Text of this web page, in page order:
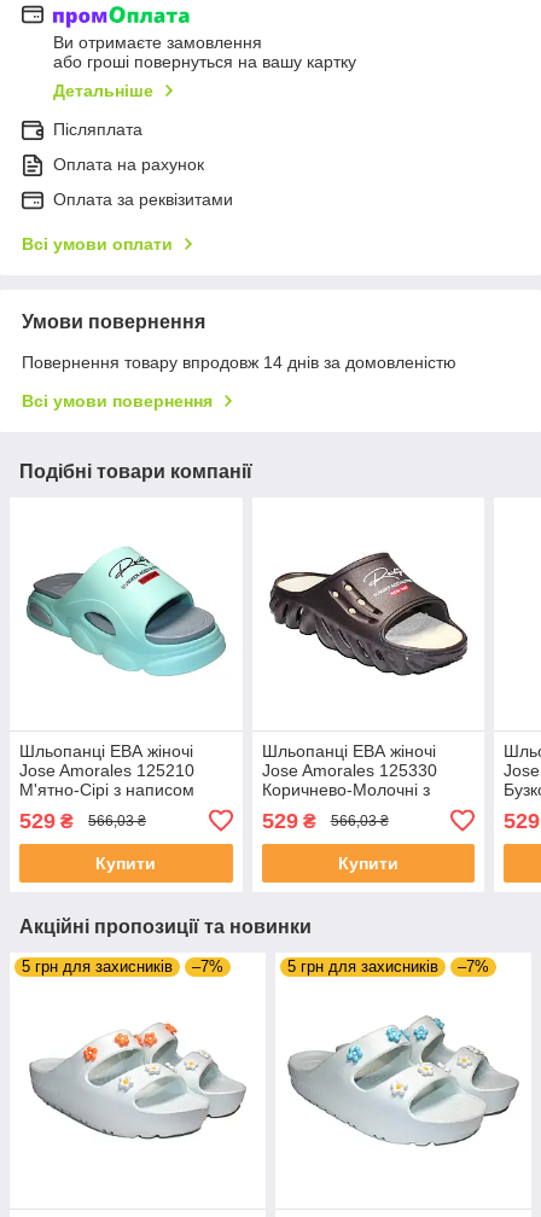
Ви отримаєте замовлення
або гроші повернуться на вашу картку
Детальніше
Післяплата
Оплата на рахунок
Оплата за реквізитами
Всі умови оплати
Умови повернення
Повернення товару впродовж 14 днів за домовленістю
Всі умови повернення
Подібні товари компанії
Шльопанці ЕВА жіночі
Jose Amorales 125210
М'ятно-Сірі з написом
529 ₴ 566,03 ₴
Купити
Шльопанці ЕВА жіночі
Jose Amorales 125330
Коричнево-Молочні з
529₴ 566,03 ₴
Купити
529
Акційні пропозиції та новинки
5 грн для захисників –7% 5 грн для захисників –7%